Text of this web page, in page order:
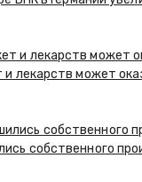
лекарств может
собственного